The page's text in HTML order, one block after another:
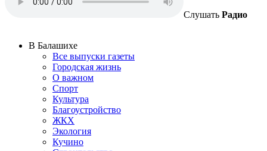
Слушать Радио
В Балашихе
Все выпуски газеты
Городская жизнь
О важном
Спорт
Культура
Благоустройство
ЖКХ
Экология
Кучино